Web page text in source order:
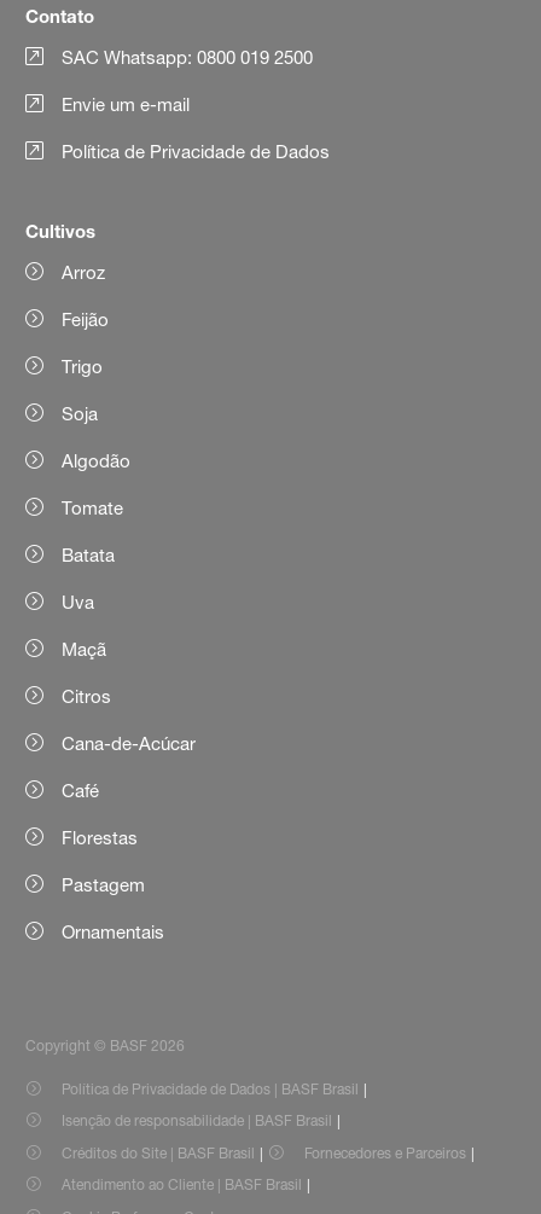
Contato
SAC Whatsapp: 0800 019 2500
Envie um e-mail
Política de Privacidade de Dados
Cultivos
Arroz
Feijão
Trigo
Soja
Algodão
Tomate
Batata
Uva
Maçã
Citros
Cana-de-Acúcar
Café
Florestas
Pastagem
Ornamentais
Copyright © BASF 2026
Política de Privacidade de Dados | BASF Brasil
Isenção de responsabilidade | BASF Brasil
Créditos do Site | BASF Brasil
Fornecedores e Parceiros
Atendimento ao Cliente | BASF Brasil